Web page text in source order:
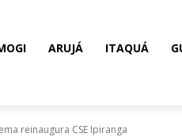
ARUJÁ ITAQUÁ
reinaugura CSE Ipiranga